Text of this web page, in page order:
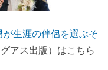
生涯の伴侶を選ぶそ
グアス出版）はこちら